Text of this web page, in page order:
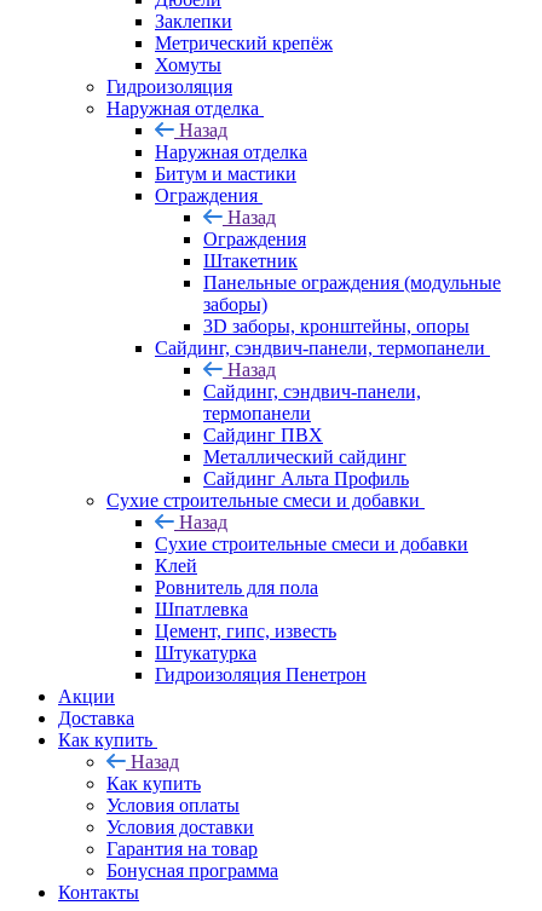
Заклепки
Метрический крепёж
Хомуты
Гидроизоляция
Наружная отделка
Назад
Наружная отделка
Битум и мастики
Ограждения
Назад
Ограждения
Штакетник
Панельные ограждения (модульные
заборы)
3D заборы, кронштейны, опоры
Cайдинг, сэндвич-панели, термопанели
Назад
Cайдинг, сэндвич-панели,
термопанели
Сайдинг ПВХ
Металлический сайдинг
Сайдинг Альта Профиль
Сухие строительные смеси и добавки
Назад
Сухие строительные смеси и добавки
Клей
Ровнитель для пола
Шпатлевка
Цемент, гипс, известь
Штукатурка
Гидроизоляция Пенетрон
Акции
Доставка
Как купить
Назад
Как купить
Условия оплаты
Условия доставки
Гарантия на товар
Бонусная программа
Контакты